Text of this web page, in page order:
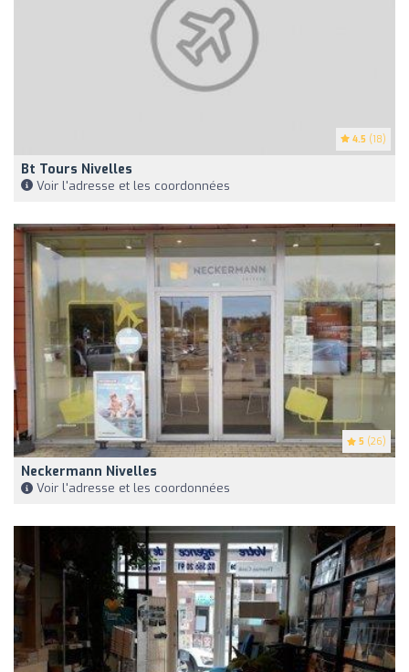
4.5 (18)
Bt Tours Nivelles
Voir l'adresse et les coordonnées
5 (26)
Neckermann Nivelles
Voir l'adresse et les coordonnées